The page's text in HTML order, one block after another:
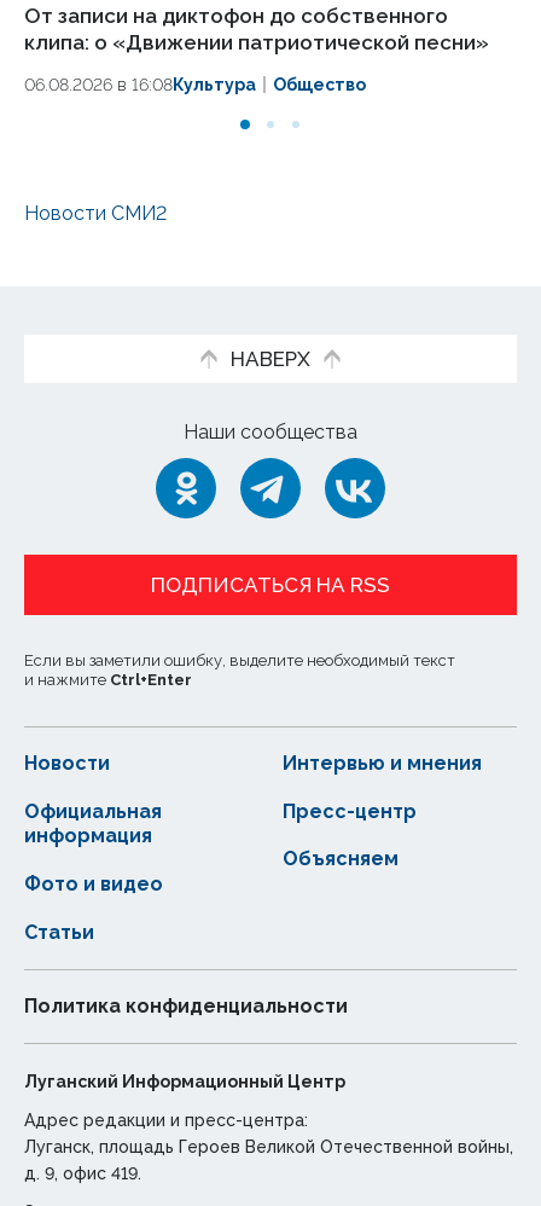
От записи на диктофон до собственного
клипа: о «Движении патриотической песни»
06.08.2026 в 16:08Культура Общество
Новости СМИ2
НАВЕРХ
Наши сообщества
ПОДПИСАТЬСЯ НА RSS
Если вы заметили ошибку, выделите необходимый текст
и нажмите Ctrl+Enter
Новости
Статьи
Официальная
информация
Интервью и мнения
Фото и видео
Пресс-центр
Объясняем
Политика конфиденциальности
Луганский Информационный Центр
Адрес редакции и пресс-центра:
Луганск, площадь Героев Великой Отечественной войны,
д. 9, офис 419.